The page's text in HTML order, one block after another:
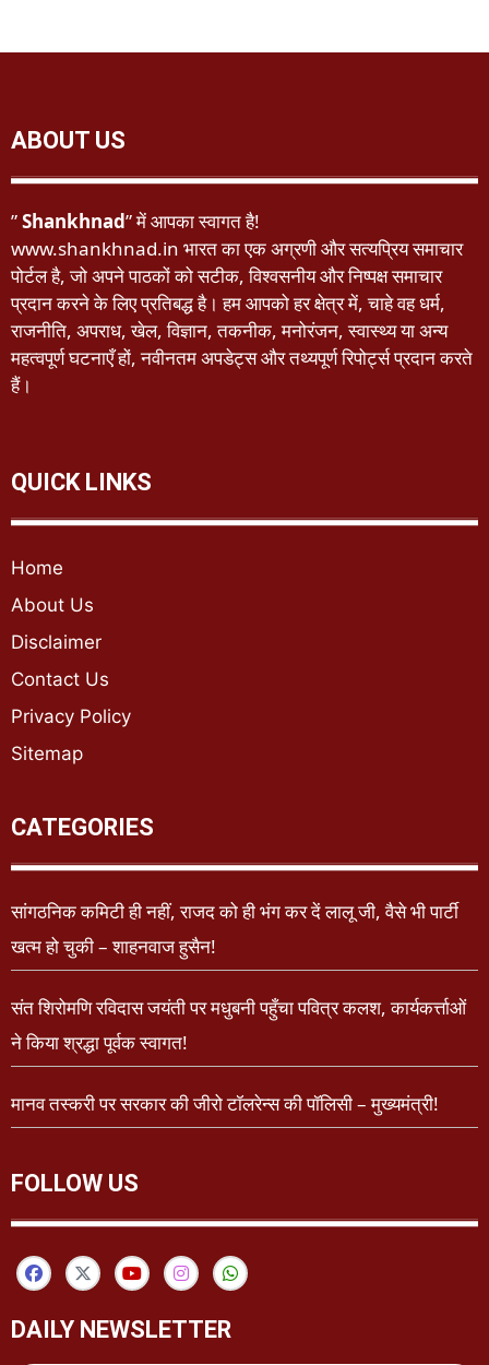
ABOUT US
”Shankhnad” में आपका स्वागत है!
www.shankhnad.in भारत का एक अग्रणी और सत्यप्रिय समाचार
पोर्टल है, जो अपने पाठकों को सटीक, विश्वसनीय और निष्पक्ष समाचार
प्रदान करने के लिए प्रतिबद्ध है। हम आपको हर क्षेत्र में, चाहे वह धर्म,
राजनीति, अपराध, खेल, विज्ञान, तकनीक, मनोरंजन, स्वास्थ्य या अन्य
महत्वपूर्ण घटनाएँ हों, नवीनतम अपडेट्स और तथ्यपूर्ण रिपोर्ट्स प्रदान करते
हैं।
QUICK LINKS
Home
About Us
Disclaimer
Contact Us
Privacy Policy
Sitemap
CATEGORIES
सांगठनिक कमिटी ही नहीं, राजद को ही भंग कर दें लालू जी, वैसे भी पार्टी
खत्म हो चुकी – शाहनवाज हुसैन!
संत शिरोमणि रविदास जयंती पर मधुबनी पहुँचा पवित्र कलश, कार्यकर्त्ताओं
ने किया श्रद्धा पूर्वक स्वागत!
मानव तस्करी पर सरकार की जीरो टॉलरेन्स की पॉलिसी – मुख्यमंत्री!
FOLLOW US
DAILY NEWSLETTER